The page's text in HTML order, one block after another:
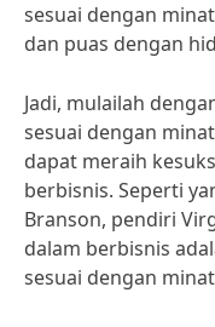
sesuai dengan
dan puas dengan
Jadi, mulailah
sesuai dengan
dapat meraih
berbisnis. Seperti
Branson, pendiri
dalam berbisnis
sesuai dengan